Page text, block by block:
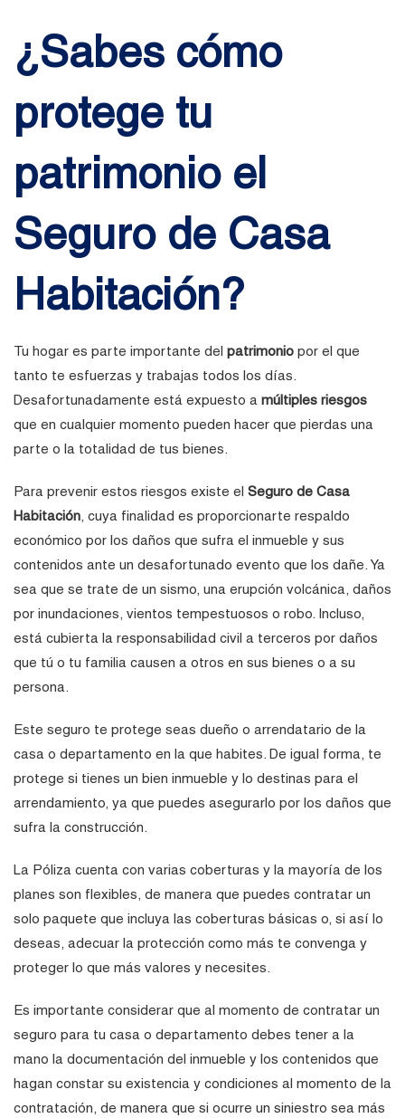
¿Sabes cómo
protege tu
patrimonio el
Seguro de Casa
Habitación?
Tu hogar es parte importante del patrimonio por el que
tanto te esfuerzas y trabajas todos los días.
Desafortunadamente está expuesto a múltiples riesgos
que en cualquier momento pueden hacer que pierdas una
parte o la totalidad de tus bienes.
Para prevenir estos riesgos existe el Seguro de Casa
Habitación, cuya finalidad es proporcionarte respaldo
económico por los daños que sufra el inmueble y sus
contenidos ante un desafortunado evento que los dañe. Ya
sea que se trate de un sismo, una erupción volcánica, daños
por inundaciones, vientos tempestuosos o robo. Incluso,
está cubierta la responsabilidad civil a terceros por daños
que tú o tu familia causen a otros en sus bienes o a su
persona.
Este seguro te protege seas dueño o arrendatario de la
casa o departamento en la que habites. De igual forma, te
protege si tienes un bien inmueble y lo destinas para el
arrendamiento, ya que puedes asegurarlo por los daños que
sufra la construcción.
La Póliza cuenta con varias coberturas y la mayoría de los
planes son flexibles, de manera que puedes contratar un
solo paquete que incluya las coberturas básicas o, si así lo
deseas, adecuar la protección como más te convenga y
proteger lo que más valores y necesites.
Es importante considerar que al momento de contratar un
seguro para tu casa o departamento debes tener a la
mano la documentación del inmueble y los contenidos que
hagan constar su existencia y condiciones al momento de la
contratación, de manera que si ocurre un siniestro sea más